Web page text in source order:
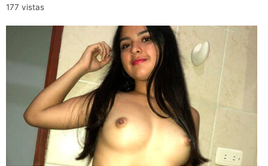
177 vistas